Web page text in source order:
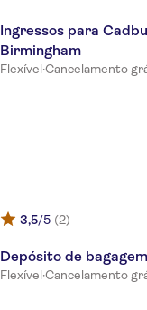
Ingressos para
Birmingham
Flexível·Cancelamento
3,5/5 (2)
Depósito de
Flexível·Cancelamento